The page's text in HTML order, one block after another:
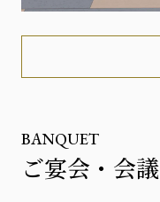
BANQUET
ご宴会・会議